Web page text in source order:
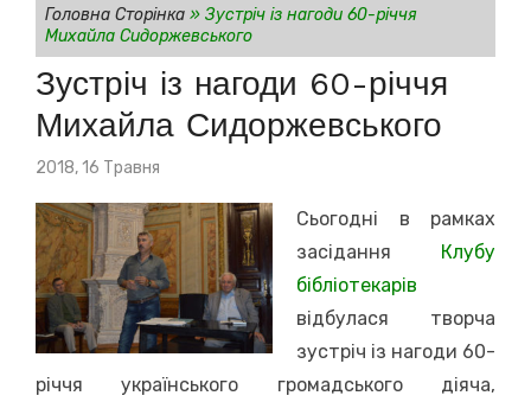
Головна Сторінка» Зустріч із нагоди 60-річчя
Михайла Сидоржевського
Зустріч із нагоди 60-річчя
Михайла Сидоржевського
Posted
2018, 16 Травня
Сьогодні в рамках
засідання Клубу
бібліотекарів
відбулася творча
зустріч із нагоди 60-
річчя українського громадського діяча,